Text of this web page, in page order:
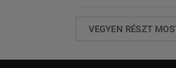
VEGYEN RÉSZT